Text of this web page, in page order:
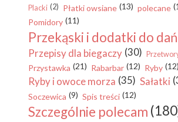
Placki (2) Płatki owsiane (13) polecane
Pomidory (11)
Przekąski i dodatki do dań
Przepisy dla biegaczy (30)
Przystawka (21) Rabarbar (12) Ryby (12)
Ryby i owoce morza (35) Sałatki
Soczewica (9) Spis treści (12)
Szczególnie polecam